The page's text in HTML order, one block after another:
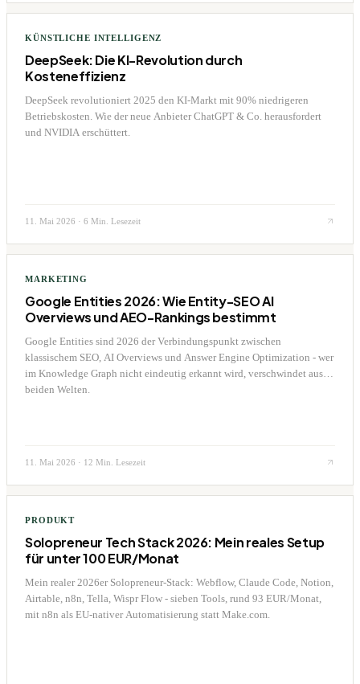
KÜNSTLICHE INTELLIGENZ
DeepSeek: Die KI-Revolution durch
Kosteneffizienz
DeepSeek revolutioniert 2025 den KI-Markt mit 90% niedrigeren
Betriebskosten. Wie der neue Anbieter ChatGPT & Co. herausfordert
und NVIDIA erschüttert.
11. Mai 2026 · 6 Min. Lesezeit
MARKETING
Google Entities 2026: Wie Entity-SEO AI
Overviews und AEO-Rankings bestimmt
Google Entities sind 2026 der Verbindungspunkt zwischen
klassischem SEO, AI Overviews und Answer Engine Optimization - wer
im Knowledge Graph nicht eindeutig erkannt wird, verschwindet aus
beiden Welten.
11. Mai 2026 · 12 Min. Lesezeit
PRODUKT
Solopreneur Tech Stack 2026: Mein reales Setup
für unter 100 EUR/Monat
Mein realer 2026er Solopreneur-Stack: Webflow, Claude Code, Notion,
Airtable, n8n, Tella, Wispr Flow - sieben Tools, rund 93 EUR/Monat,
mit n8n als EU-nativer Automatisierung statt Make.com.